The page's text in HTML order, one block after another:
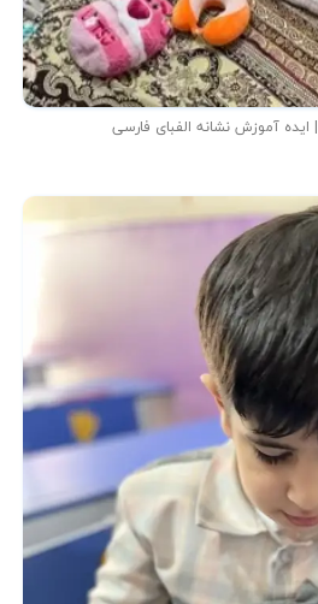
آموزش نشانه الفبای فارسی